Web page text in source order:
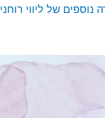
נוספים של ליווי רוחני